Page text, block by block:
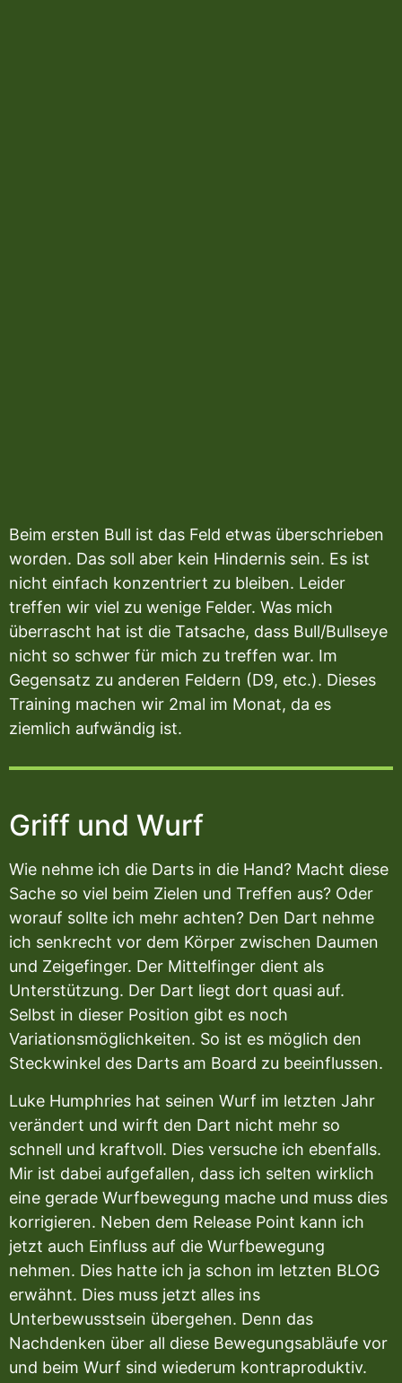
Beim ersten Bull ist das Feld etwas überschrieben
worden. Das soll aber kein Hindernis sein. Es ist
nicht einfach konzentriert zu bleiben. Leider
treffen wir viel zu wenige Felder. Was mich
überrascht hat ist die Tatsache, dass Bull/Bullseye
nicht so schwer für mich zu treffen war. Im
Gegensatz zu anderen Feldern (D9, etc.). Dieses
Training machen wir 2mal im Monat, da es
ziemlich aufwändig ist.
Griff und Wurf
Wie nehme ich die Darts in die Hand? Macht diese
Sache so viel beim Zielen und Treffen aus? Oder
worauf sollte ich mehr achten? Den Dart nehme
ich senkrecht vor dem Körper zwischen Daumen
und Zeigefinger. Der Mittelfinger dient als
Unterstützung. Der Dart liegt dort quasi auf.
Selbst in dieser Position gibt es noch
Variationsmöglichkeiten. So ist es möglich den
Steckwinkel des Darts am Board zu beeinflussen.
Luke Humphries hat seinen Wurf im letzten Jahr
verändert und wirft den Dart nicht mehr so
schnell und kraftvoll. Dies versuche ich ebenfalls.
Mir ist dabei aufgefallen, dass ich selten wirklich
eine gerade Wurfbewegung mache und muss dies
korrigieren. Neben dem Release Point kann ich
jetzt auch Einfluss auf die Wurfbewegung
nehmen. Dies hatte ich ja schon im letzten BLOG
erwähnt. Dies muss jetzt alles ins
Unterbewusstsein übergehen. Denn das
Nachdenken über all diese Bewegungsabläufe vor
und beim Wurf sind wiederum kontraproduktiv.